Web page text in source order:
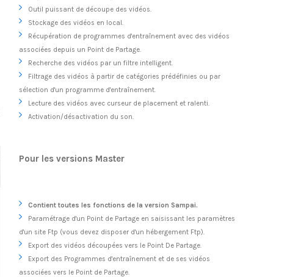
Outil puissant de découpe des vidéos.
Stockage des vidéos en local.
Récupération de programmes d'entraînement avec des vidéos
associées depuis un Point de Partage.
Recherche des vidéos par un filtre intelligent.
Filtrage des vidéos à partir de catégories prédéfinies ou par
sélection d'un programme d'entraînement.
Lecture des vidéos avec curseur de placement et ralenti.
Activation/désactivation du son.
Pour les versions Master
Contient toutes les fonctions de la version Sampai.
Paramétrage d'un Point de Partage en saisissant les paramètres
d'un site Ftp (vous devez disposer d'un hébergement Ftp).
Export des vidéos découpées vers le Point De Partage.
Export des Programmes d'entraînement et de ses vidéos
associées vers le Point de Partage.